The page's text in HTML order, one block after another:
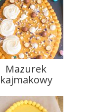
Mazurek
kajmakowy